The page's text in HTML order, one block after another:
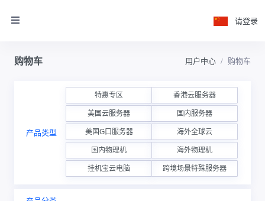
请登录
购物车 用户中心 购物车
产品类型
特惠专区 香港云服务器
美国云服务器 国内服务器
美国G口服务器 海外全球云
国内物理机 海外物理机
挂机宝云电脑 跨境场景特殊服务器